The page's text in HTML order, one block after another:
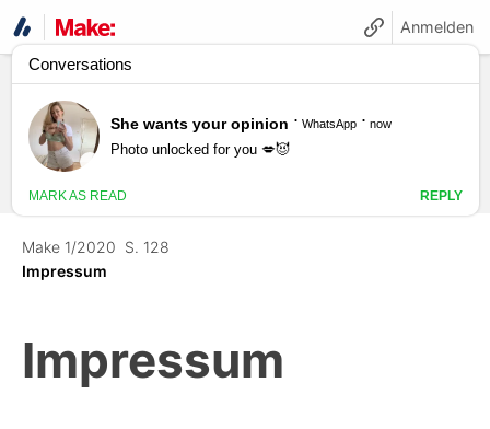
Anmelden
Make 1/2020 S. 128
Impressum
Impressum